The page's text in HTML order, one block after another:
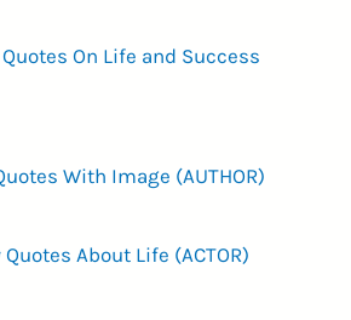
On Life and Success
With Image (AUTHOR)
About Life (ACTOR)